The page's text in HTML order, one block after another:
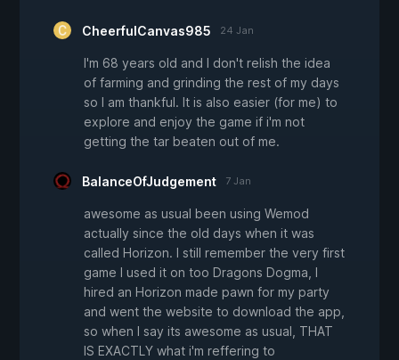
CheerfulCanvas985 24 Jan
I'm 68 years old and I don't relish the idea
of farming and grinding the rest of my days
so I am thankful. It is also easier (for me) to
explore and enjoy the game if i'm not
getting the tar beaten out of me.
BalanceOfJudgement 7 Jan
awesome as usual been using Wemod
actually since the old days when it was
called Horizon. I still remember the very first
game I used it on too Dragons Dogma, I
hired an Horizon made pawn for my party
and went the website to download the app,
so when I say its awesome as usual, THAT
IS EXACTLY what i'm reffering to